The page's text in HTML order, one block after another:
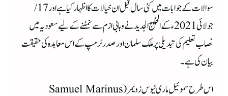
سوالات کے جوابات میں کئی سال قبل ان خیالات کا اظہا رکیاہے اور 17/
جولائی 2021ء کے الخلیج الجدید نے وہابی ازم سے نمٹنے کے لیے سعودیہ میں
نصاب تعلیم کی تبدیلی پر ملک سلمان اور صدر ٹرمپ کے اس معاہدہ کی حقیقت
بیان کی ہے۔
ا س طرح سموئیل ماری نیوس زویمر(Samuel Marinus